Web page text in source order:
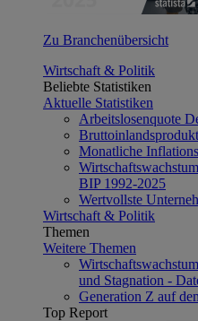
Zu Branchenübersicht
Wirtschaft & Politik
Beliebte Statistiken
Aktuelle Statistiken
Arbeitslosenquote
Monatliche
BIP 1992-2025
Wertvollste
Wirtschaft & Politik
Themen
Weitere Themen
und Stagnation -
Generation Z auf
Top Report